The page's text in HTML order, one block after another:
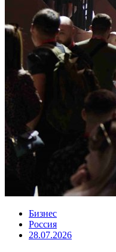
Бизнес
Россия
28.07.2026